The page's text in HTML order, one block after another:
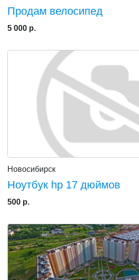
Продам велосипед
5 000 р.
Новосибирск
Ноутбук hp 17 дюймов
500 р.